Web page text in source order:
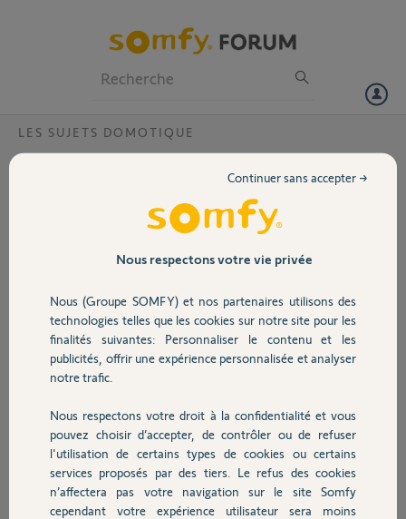
Volet
Sécurité
Domotique
Chauffage
Autres produits
LES SUJETS DOMOTIQUE
Transferer Tahoma nouveau propriétaire
Je souhaite transférer ma box Tahoma au futur propriétaire à partir
Merci d'avance
Cordialement
Didier
Participer au fil de discussion
Réponses
Nous respectons votre vie privée
Nous (Groupe SOMFY) et nos partenaires utilisons des
technologies telles que les cookies sur notre site pour les
finalités suivantes: Personnaliser le contenu et les
publicités, offrir une expérience personnalisée et analyser
notre trafic.
Nous respectons votre droit à la confidentialité et vous
pouvez choisir d’accepter, de contrôler ou de refuser
l'utilisation de certains types de cookies ou certains
services proposés par des tiers. Le refus des cookies
n’affectera pas votre navigation sur le site Somfy
cependant votre expérience utilisateur sera moins
Continuer sans accepter →